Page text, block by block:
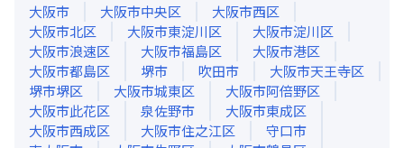
大阪市
大阪市中央区
大阪市西区
大阪市北区
大阪市東淀川区
大阪市淀川区
大阪市浪速区
大阪市福島区
大阪市港区
大阪市都島区
堺市 吹田市
大阪市天王寺区
堺市堺区
大阪市城東区
大阪市阿倍野区
大阪市此花区
泉佐野市
大阪市東成区
大阪市西成区
大阪市住之江区
守口市